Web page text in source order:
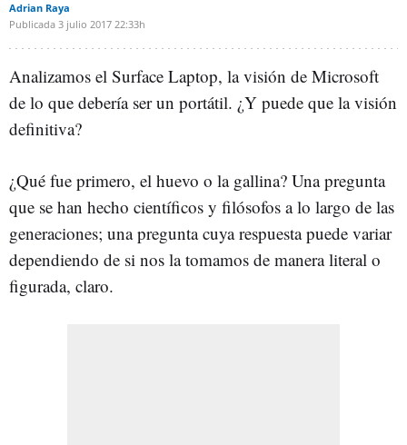
Adrian Raya
Publicada 3 julio 2017 22:33h
Analizamos el Surface Laptop, la visión de Microsoft
de lo que debería ser un portátil. ¿Y puede que la visión
definitiva?
¿Qué fue primero, el huevo o la gallina? Una pregunta
que se han hecho científicos y filósofos a lo largo de las
generaciones; una pregunta cuya respuesta puede variar
dependiendo de si nos la tomamos de manera literal o
figurada, claro.